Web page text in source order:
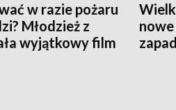
w razie pożaru
Młodzież z
wyjątkowy film